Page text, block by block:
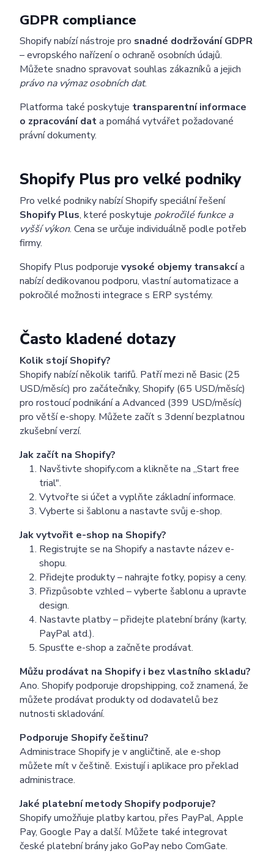
GDPR compliance
Shopify nabízí nástroje pro snadné dodržování GDPR
– evropského nařízení o ochraně osobních údajů.
Můžete snadno spravovat souhlas zákazníků a jejich
právo na výmaz osobních dat.
Platforma také poskytuje transparentní informace
o zpracování data pomáhá vytvářet požadované
právní dokumenty.
Shopify Plus pro velké podniky
Pro velké podniky nabízí Shopify speciální řešení
Shopify Plus, které poskytuje pokročilé funkce a
vyšší výkon. Cena se určuje individuálně podle potřeb
firmy.
Shopify Plus podporuje vysoké objemy transakcía
nabízí dedikovanou podporu, vlastní automatizace a
pokročilé možnosti integrace s ERP systémy.
Často kladené dotazy
Kolik stojí Shopify?
Shopify nabízí několik tarifů. Patří mezi ně Basic (25
USD/měsíc) pro začátečníky, Shopify (65 USD/měsíc)
pro rostoucí podnikání a Advanced (399 USD/měsíc)
pro větší e-shopy. Můžete začít s 3denní bezplatnou
zkušební verzí.
Jak začít na Shopify?
Navštivte shopify.com a klikněte na „Start free
trial".
Vytvořte si účet a vyplňte základní informace.
Vyberte si šablonu a nastavte svůj e-shop.
Jak vytvořit e-shop na Shopify?
Registrujte se na Shopify a nastavte název e-
shopu.
Přidejte produkty – nahrajte fotky, popisy a ceny.
Přizpůsobte vzhled – vyberte šablonu a upravte
design.
Nastavte platby – přidejte platební brány (karty,
PayPal atd.).
Spusťte e-shop a začněte prodávat.
Můžu prodávat na Shopify i bez vlastního skladu?
Ano. Shopify podporuje dropshipping, což znamená, že
můžete prodávat produkty od dodavatelů bez
nutnosti skladování.
Podporuje Shopify češtinu?
Administrace Shopify je v angličtině, ale e-shop
můžete mít v češtině. Existují i aplikace pro překlad
administrace.
Jaké platební metody Shopify podporuje?
Shopify umožňuje platby kartou, přes PayPal, Apple
Pay, Google Pay a další. Můžete také integrovat
české platební brány jako GoPay nebo ComGate.